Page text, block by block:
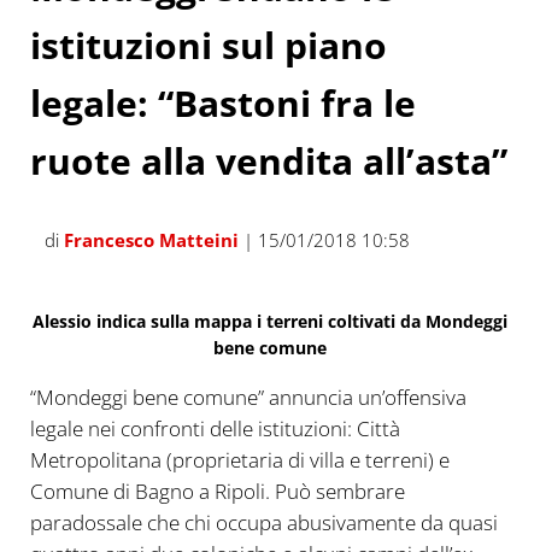
istituzioni sul piano
legale: “Bastoni fra le
ruote alla vendita all’asta”
di Francesco Matteini | 15/01/2018 10:58
Alessio indica sulla mappa i terreni coltivati da Mondeggi
bene comune
“Mondeggi bene comune” annuncia un’offensiva
legale nei confronti delle istituzioni: Città
Metropolitana (proprietaria di villa e terreni) e
Comune di Bagno a Ripoli. Può sembrare
paradossale che chi occupa abusivamente da quasi